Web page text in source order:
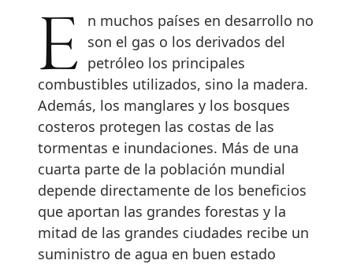
En muchos países en desarrollo no son el gas o los derivados del
petróleo los principales
combustibles utilizados, sino la madera.
Además, los manglares y los bosques
costeros protegen las costas de las
tormentas e inundaciones. Más de una
cuarta parte de la población mundial
depende directamente de los beneficios
que aportan las grandes forestas y la
mitad de las grandes ciudades recibe un
suministro de agua en buen estado